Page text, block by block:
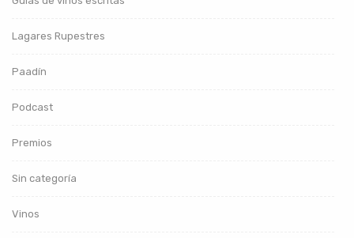
Lagares Rupestres
Paadín
Podcast
Premios
Sin categoría
Vinos